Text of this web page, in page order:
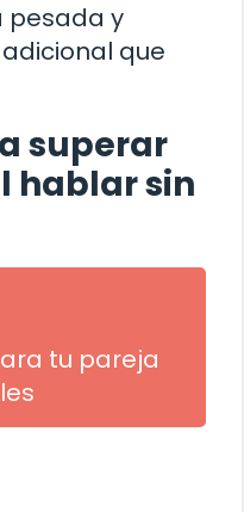
pesada y
que
superar
hablar sin
tu pareja